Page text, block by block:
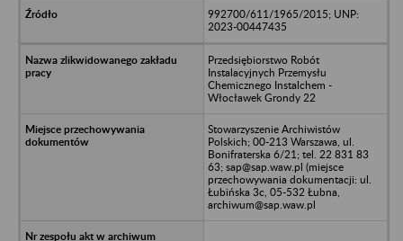
992700/611/1965/2015; UNP:
2023-00447435
Przedsiębiorstwo Robót
Instalacyjnych Przemysłu
Chemicznego Instalchem -
Włocławek Grondy 22
Stowarzyszenie Archiwistów
Polskich; 00-213 Warszawa, ul.
Bonifraterska 6/21; tel. 22 831 83
63; sap@sap.waw.pl (miejsce
przechowywania dokumentacji: ul.
Łubińska 3c, 05-532 Łubna,
archiwum@sap.waw.pl